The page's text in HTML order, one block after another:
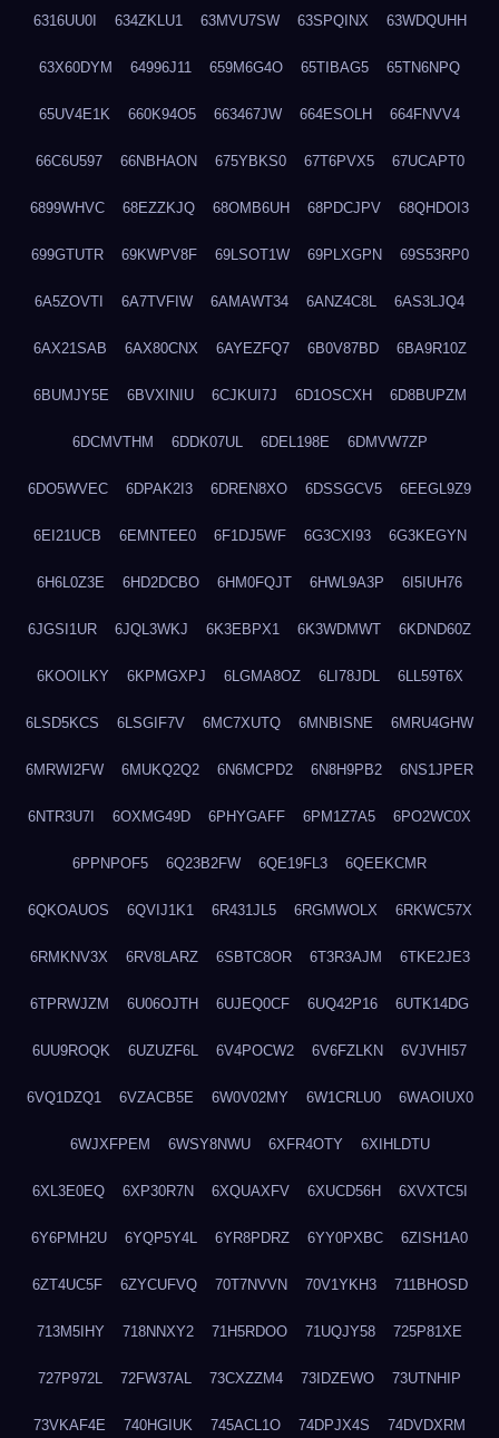
6316UU0I 634ZKLU1 63MVU7SW 63SPQINX 63WDQUHH
63X60DYM 64996J11 659M6G4O 65TIBAG5 65TN6NPQ
65UV4E1K 660K94O5 663467JW 664ESOLH 664FNVV4
66C6U597 66NBHAON 675YBKS0 67T6PVX5 67UCAPT0
6899WHVC 68EZZKJQ 68OMB6UH 68PDCJPV 68QHDOI3
699GTUTR 69KWPV8F 69LSOT1W 69PLXGPN 69S53RP0
6A5ZOVTI 6A7TVFIW 6AMAWT34 6ANZ4C8L 6AS3LJQ4
6AX21SAB 6AX80CNX 6AYEZFQ7 6B0V87BD 6BA9R10Z
6BUMJY5E 6BVXINIU 6CJKUI7J 6D1OSCXH 6D8BUPZM
6DCMVTHM 6DDK07UL 6DEL198E 6DMVW7ZP
6DO5WVEC 6DPAK2I3 6DREN8XO 6DSSGCV5 6EEGL9Z9
6EI21UCB 6EMNTEE0 6F1DJ5WF 6G3CXI93 6G3KEGYN
6H6L0Z3E 6HD2DCBO 6HM0FQJT 6HWL9A3P 6I5IUH76
6JGSI1UR 6JQL3WKJ 6K3EBPX1 6K3WDMWT 6KDND60Z
6KOOILKY 6KPMGXPJ 6LGMA8OZ 6LI78JDL 6LL59T6X
6LSD5KCS 6LSGIF7V 6MC7XUTQ 6MNBISNE 6MRU4GHW
6MRWI2FW 6MUKQ2Q2 6N6MCPD2 6N8H9PB2 6NS1JPER
6NTR3U7I 6OXMG49D 6PHYGAFF 6PM1Z7A5 6PO2WC0X
6PPNPOF5 6Q23B2FW 6QE19FL3 6QEEKCMR
6QKOAUOS 6QVIJ1K1 6R431JL5 6RGMWOLX 6RKWC57X
6RMKNV3X 6RV8LARZ 6SBTC8OR 6T3R3AJM 6TKE2JE3
6TPRWJZM 6U06OJTH 6UJEQ0CF 6UQ42P16 6UTK14DG
6UU9ROQK 6UZUZF6L 6V4POCW2 6V6FZLKN 6VJVHI57
6VQ1DZQ1 6VZACB5E 6W0V02MY 6W1CRLU0 6WAOIUX0
6WJXFPEM 6WSY8NWU 6XFR4OTY 6XIHLDTU
6XL3E0EQ 6XP30R7N 6XQUAXFV 6XUCD56H 6XVXTC5I
6Y6PMH2U 6YQP5Y4L 6YR8PDRZ 6YY0PXBC 6ZISH1A0
6ZT4UC5F 6ZYCUFVQ 70T7NVVN 70V1YKH3 711BHOSD
713M5IHY 718NNXY2 71H5RDOO 71UQJY58 725P81XE
727P972L 72FW37AL 73CXZZM4 73IDZEWO 73UTNHIP
73VKAF4E 740HGIUK 745ACL1O 74DPJX4S 74DVDXRM